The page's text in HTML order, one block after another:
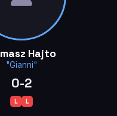
Hajto
"Gianni"
0-2
L L